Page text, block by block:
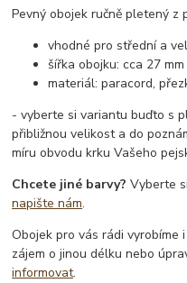
Pevný obojek ručně pletený z
vhodné pro střední a
šířka obojku: cca 27 mm
materiál: paracord,
- vyberte si variantu buďto s
přibližnou velikost a do
míru obvodu krku Vašeho
Chcete jiné barvy? Vyberte
napište nám.
Obojek pro vás rádi vyrobíme
zájem o jinou délku nebo
informovat.